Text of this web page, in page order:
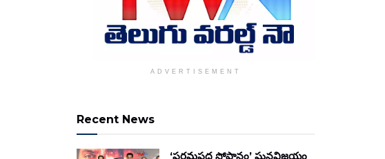
ADVERTISEMENT
Recent News
‘పరమపద సోపానం’ ఘనవిజయం